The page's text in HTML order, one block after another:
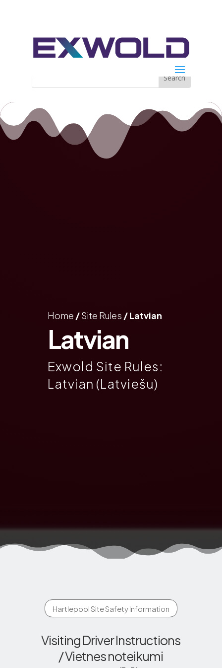
Home /Site Rules / Latvian
Latvian
Exwold Site Rules:
Latvian (Latviešu)
Hartlepool Site Safety Information
Visiting Driver Instructions
/ Vietnes noteikumi